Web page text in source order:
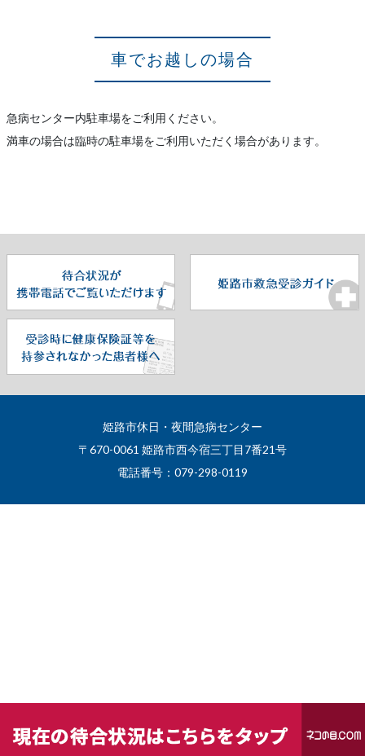
車でお越しの場合
急病センター内駐車場をご利用ください。
満車の場合は臨時の駐車場をご利用いただく場合があります。
姫路市休日・夜間急病センター
〒670-0061 姫路市西今宿三丁目7番21号
電話番号：079-298-0119